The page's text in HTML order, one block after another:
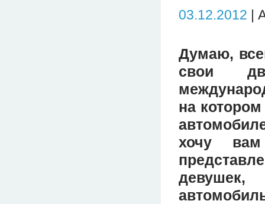
03.12.2012 |
Думаю,
свои
на
хочу
девушек,